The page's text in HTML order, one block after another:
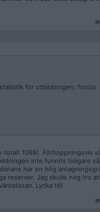
för utbildningen, första
1098). Förhoppningsvis
inte funnits tidigare
har en hög
reserver. Jag skulle nog tro
Lycka till!